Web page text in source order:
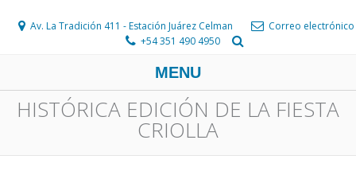
Av. La Tradición 411 - Estación Juárez Celman
Correo electrónico
+54 351 490 4950
MENU
HISTÓRICA EDICIÓN DE LA FIESTA
CRIOLLA